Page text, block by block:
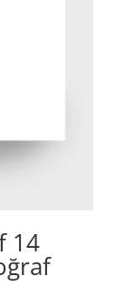
14